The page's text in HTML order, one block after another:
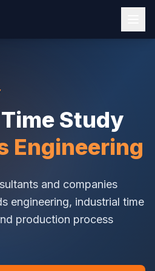
Study
Engineering
and companies
engineering, industrial time
production process